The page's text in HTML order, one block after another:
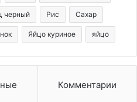
черный Рис Сахар
Яйцо куриное яйцо
Комментарии